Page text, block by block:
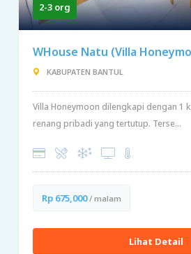
2-3 org
WHouse Natu (Villa
KABUPATEN BANTUL
Villa Honeymoon dilengkapi dengan 1
renang pribadi yang tertutup. Terse...
Rp 675,000/ malam
Lihat Detail